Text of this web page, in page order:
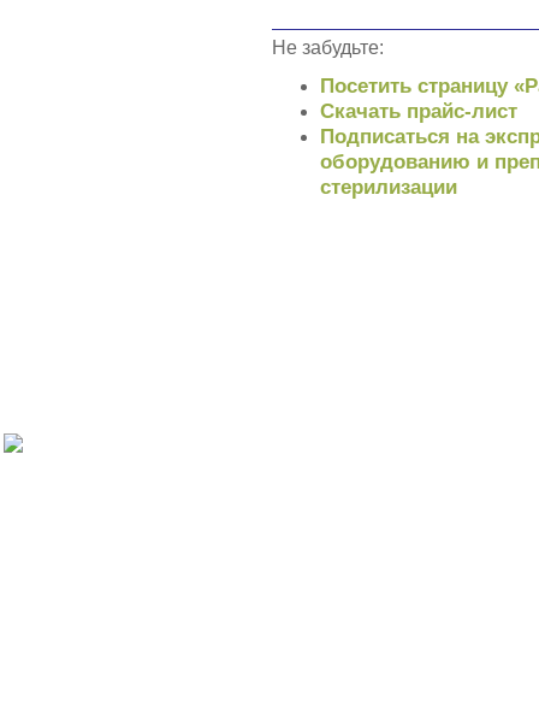
Не забудьте:
Посетить страницу
Скачать прайс-лист
Подписаться на
оборудованию и
стерилизации